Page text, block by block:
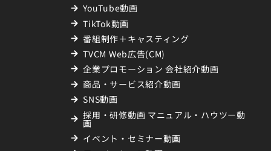
YouTube動画
TikTok動画
番組制作＋キャスティング
TVCM Web広告(CM)
企業プロモーション 会社紹介動画
商品・サービス紹介動画
SNS動画
採用・研修動画 マニュアル・ハウツー動
画
イベント・セミナー動画